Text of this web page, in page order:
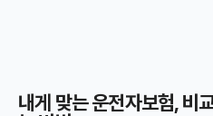
내게 맞는 운전자보험, 비